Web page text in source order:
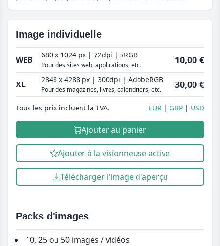
Image individuelle
WEB 680 x 1024 px | 72dpi | sRGB
Pour des sites web, applications, etc. 10,00 €
XL 2848 x 4288 px | 300dpi | AdobeRGB
Pour des magazines, livres, calendriers, etc. 30,00 €
Tous les prix incluent la TVA. EUR GBP USD
Ajouter au panier
Ajouter à la visionneuse active
Télécharger l'image d'aperçu
Packs d'images
10, 25 ou 50 images / vidéos